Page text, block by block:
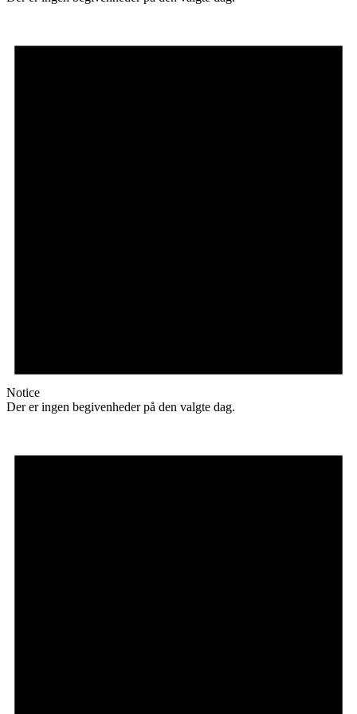
Notice
Der er ingen begivenheder på den valgte dag.